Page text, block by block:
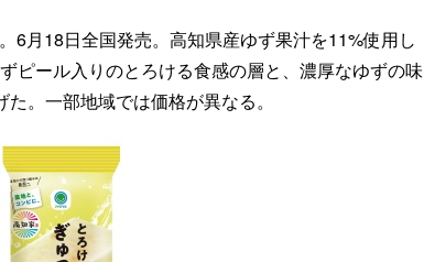
6月18日全国発売。高知県産ゆず果汁を11%使用し
ピール入りのとろける食感の層と、濃厚なゆずの味
。一部地域では価格が異なる。